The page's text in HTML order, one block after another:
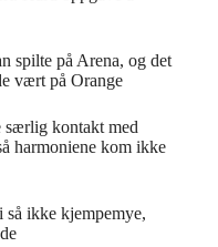
spilte på Arena, og det
vært på Orange
kontakt med
harmoniene kom ikke
ikke kjempemye,